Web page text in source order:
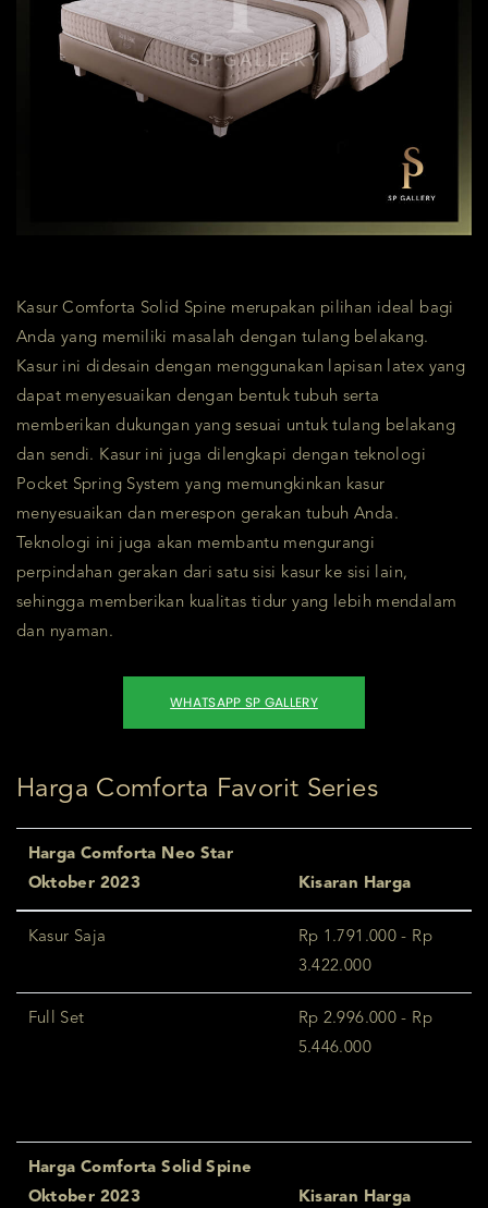
Kasur Comforta Solid Spine merupakan pilihan ideal bagi
Anda yang memiliki masalah dengan tulang belakang.
Kasur ini didesain dengan menggunakan lapisan latex yang
dapat menyesuaikan dengan bentuk tubuh serta
memberikan dukungan yang sesuai untuk tulang belakang
dan sendi. Kasur ini juga dilengkapi dengan teknologi
Pocket Spring System yang memungkinkan kasur
menyesuaikan dan merespon gerakan tubuh Anda.
Teknologi ini juga akan membantu mengurangi
perpindahan gerakan dari satu sisi kasur ke sisi lain,
sehingga memberikan kualitas tidur yang lebih mendalam
dan nyaman.
WHATSAPP SP GALLERY
Harga Comforta Favorit Series
Harga Comforta Neo Star
Oktober 2023
Kisaran Harga
Kasur Saja
Rp 1.791.000 - Rp
3.422.000
Full Set
Rp 2.996.000 - Rp
5.446.000
Harga Comforta Solid Spine
Oktober 2023
Kisaran Harga